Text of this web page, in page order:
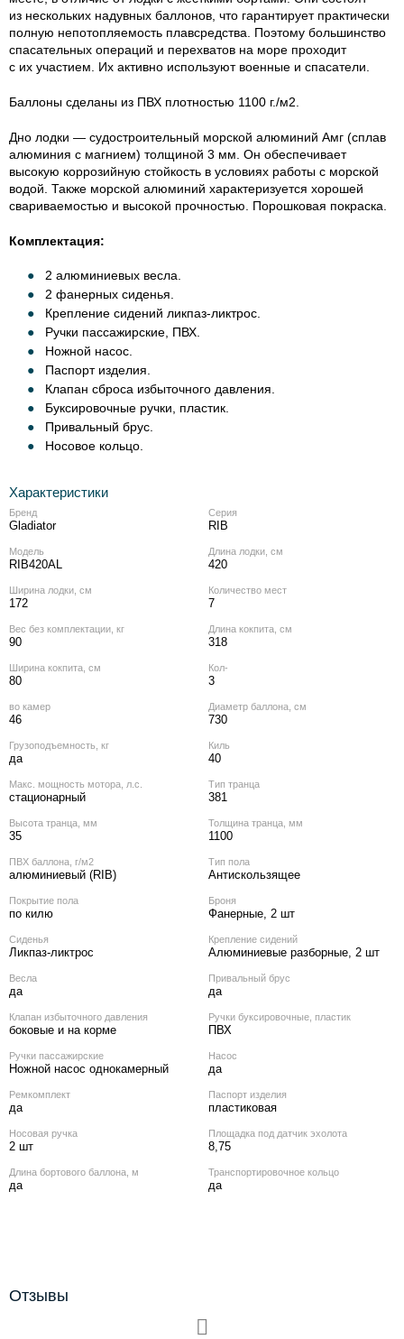
из нескольких надувных баллонов, что гарантирует практически
полную непотопляемость плавсредства. Поэтому большинство
спасательных операций и перехватов на море проходит
с их участием. Их активно используют военные и спасатели.
Баллоны сделаны из ПВХ плотностью 1100 г./м2.
Дно лодки — судостроительный морской алюминий Амг (сплав
алюминия с магнием) толщиной 3 мм. Он обеспечивает
высокую коррозийную стойкость в условиях работы с морской
водой. Также морской алюминий характеризуется хорошей
свариваемостью и высокой прочностью. Порошковая покраска.
Комплектация:
2 алюминиевых весла.
2 фанерных сиденья.
Крепление сидений ликпаз-ликтрос
Ручки пассажирские, ПВХ.
Ножной насос.
Паспорт изделия.
Клапан сброса избыточного давления.
Буксировочные ручки, пластик.
Привальный брус.
Носовое кольцо.
Характеристики
Бренд
Gladiator
Серия
RIB
Модель
RIB420AL
Длина лодки, см
420
Ширина лодки, см
172
Количество мест
7
Вес без комплектации, кг
90
Длина кокпита, см
318
Ширина кокпита, см
80
Кол‑
3
во камер
46
Диаметр баллона, см
730
Грузоподъемность, кг
да
Киль
40
Макс. мощность мотора, л.с.
стационарный
Тип транца
381
Высота транца, мм
35
Толщина транца, мм
1100
ПВХ баллона, г/м2
алюминиевый (RIB)
Тип пола
Антискользящее
Покрытие пола
по килю
Броня
Фанерные, 2 шт
Сиденья
Ликпаз-ликтрос
Крепление сидений
Алюминиевые разборные, 2 шт
Весла
да
Привальный брус
да
Клапан избыточного давления
боковые и на корме
Ручки буксировочные, пластик
ПВХ
Ручки пассажирские
Ножной насос однокамерный
Насос
да
Ремкомплект
да
Паспорт изделия
пластиковая
Носовая ручка
2 шт
Площадка под датчик эхолота
8,75
Длина бортового баллона, м
да
Транспортировочное кольцо
да
Отзывы